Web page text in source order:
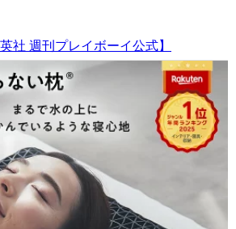
社 週刊プレイボーイ公式】